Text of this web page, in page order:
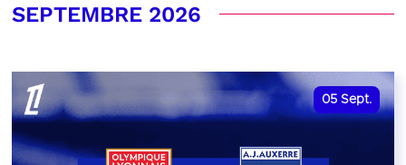
SEPTEMBRE 2026
05 Sept.